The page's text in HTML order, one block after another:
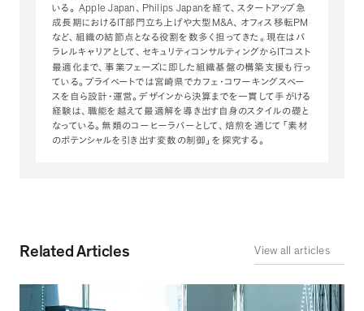
いる。 Apple Japan、 Philips Japanを経て、 スタートアップ急
成長期における
部門立ち上げや大型 M&A、 オフィス移転 PM
など、 組織の結節点となる役割を数多く担ってきた 。 現在はパ
ラレルキャリアとして 、 セキュリティコンサルティングから
コスト
最適化まで、 事業フェーズに即した組織基盤の構築支援も行っ
ている。 プライベートでは宮崎県でカフェ・コワーキングスペー
スを自ら設計・運営。 デザインから決算までを一貫して手がける
経験は、 職能を越えて最適解を導き出す自身のスタイルの礎と
なっている。 無類のコーヒーラバーとして、 焙煎を通じて 「 素材
のポテンシャルを引き出す変数の制御 」 を探究する。
Related Articles View all articles